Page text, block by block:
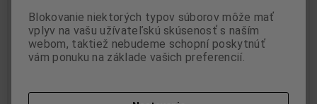
1:24 SCANIA, VOLVO náves
Remorque Bachée White
Katalógové číslo:
1:24 PRIVES KONTAJNER
VOLVO, SCANIA, MERCEDES /
Blokovanie niektorých typov súborov môže mať
vplyv na vašu užívateľskú skúsenosť s naším
webom, taktiež nebudeme schopní poskytnúť
vám ponuku na základe vašich preferencií.